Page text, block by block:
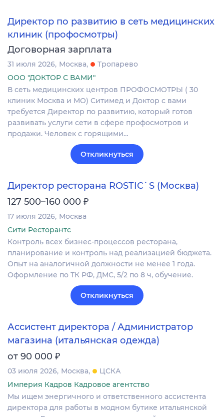
Директор по развитию в сеть медицинских
клиник (профосмотры)
Договорная зарплата
31 июля 2026 Москва
Тропарево
ООО "ДОКТОР С ВАМИ"
В сеть медицинских центров ПРОФОСМОТРЫ ( 30
клиник Москва и МО) Ситимед и Доктор с вами
требуется Директор по развитию, который готов
развивать услуги сети в сфере профосмотров и
продажи. Человек с горящими…
Откликнуться
Директор ресторана ROSTIC`S (Москва)
127 500–160 000 ₽
17 июля 2026 Москва
Сити Ресторантс
Контроль всех бизнес-процессов ресторана,
планирование и контроль над реализацией бюджета.
Опыт на аналогичной должности не менее 1 года.
Оформление по ТК РФ, ДМС, 5/2 по 8 ч, обучение.
Откликнуться
Ассистент директора / Администратор
магазина (итальянская одежда)
от 90 000 ₽
03 июля 2026 Москва
ЦСКА
Империя Кадров Кадровое агентство
Мы ищем энергичного и ответственного ассистента
директора для работы в модном бутике итальянской